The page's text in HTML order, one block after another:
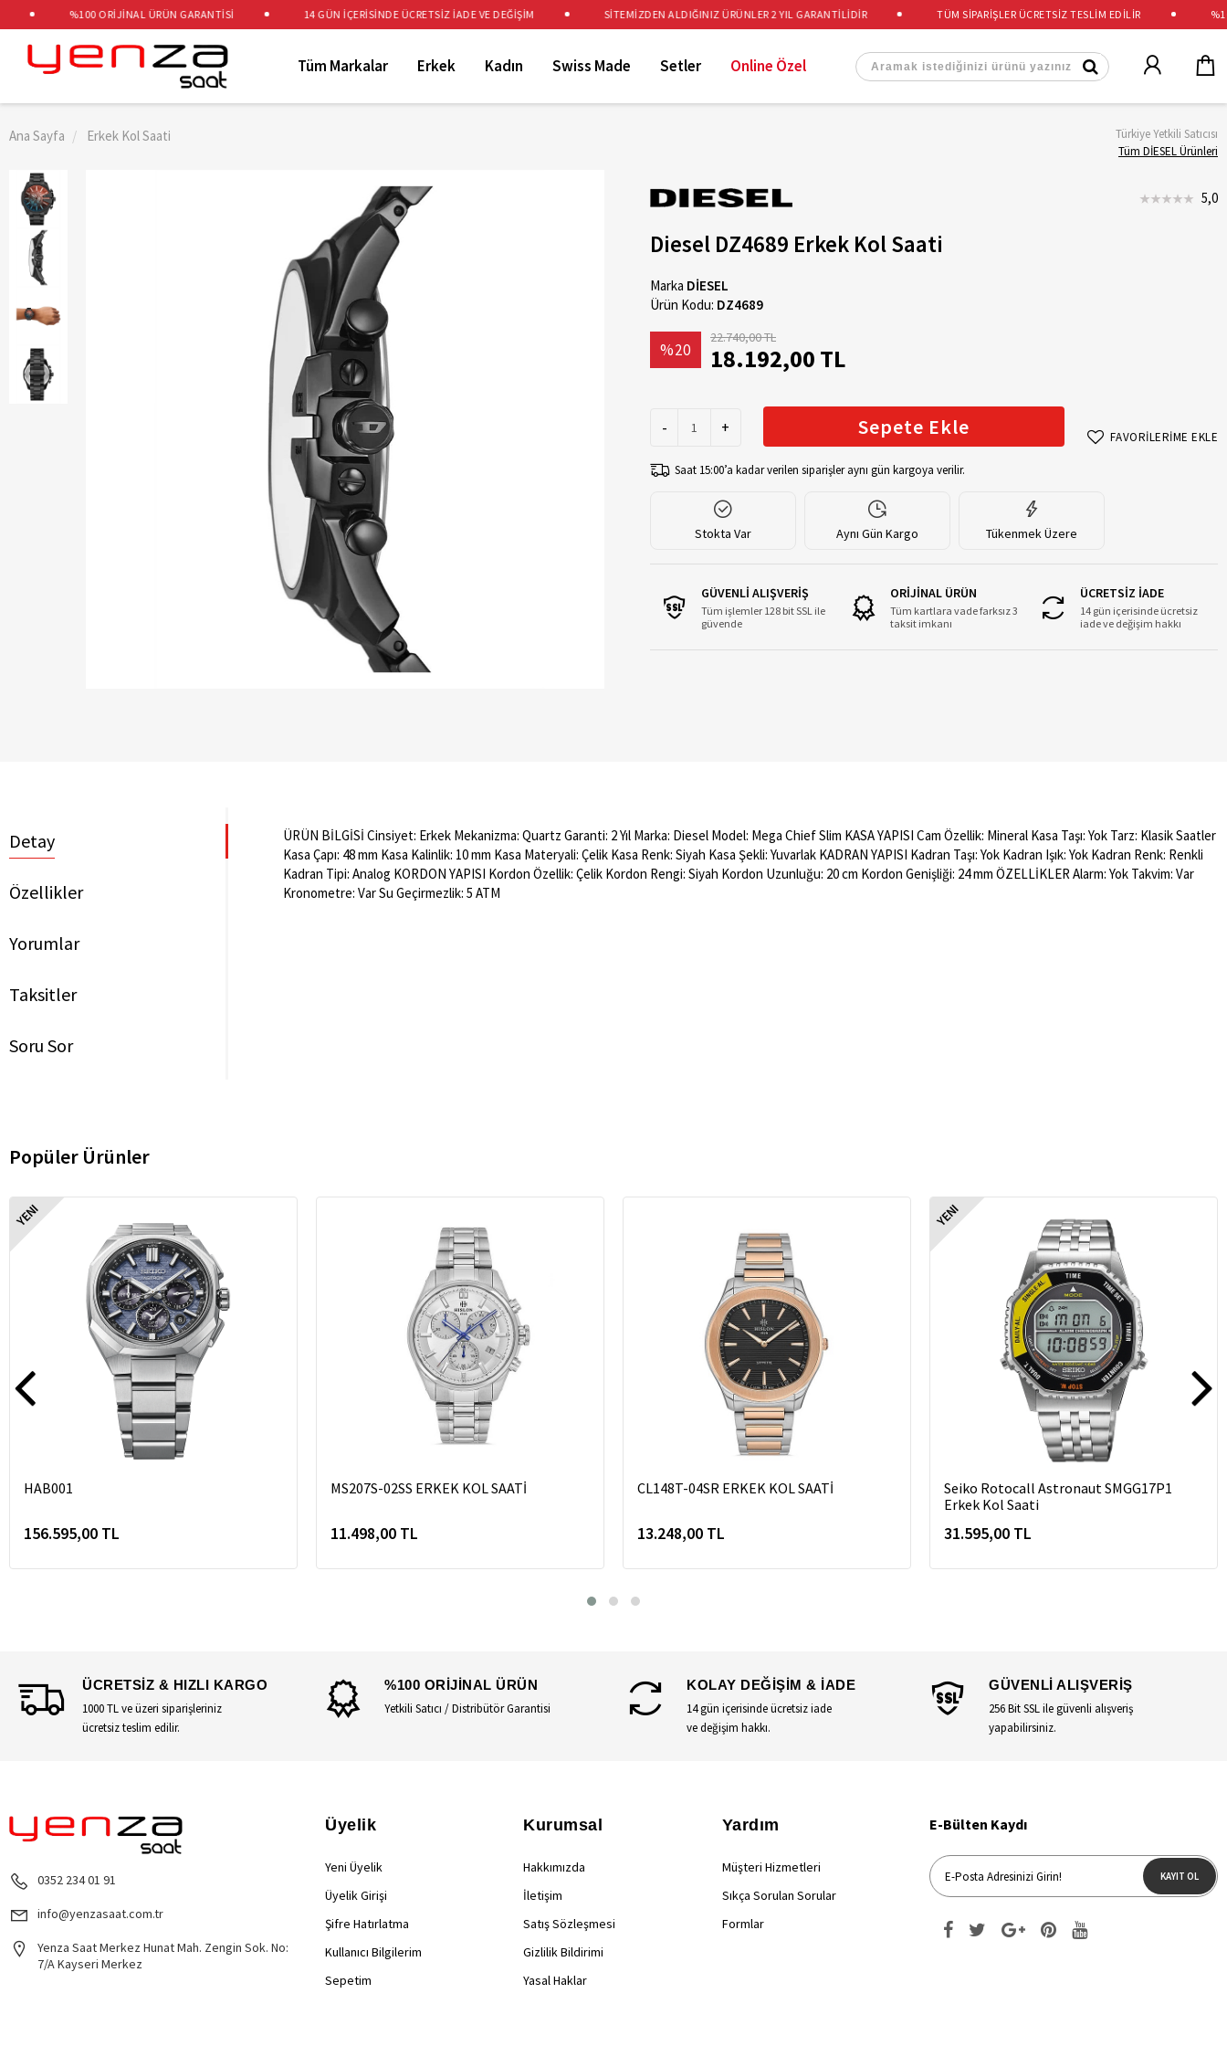
TÜM SİPARİŞLER ÜCRETSİZ TESLİM EDİLİR %100
%100 ORİJİNAL ÜRÜN GARANTİSİ 14 GÜN İÇERİSİNDE ÜCRETSİZ İADE VE DEĞİŞİM SİTEMİZDEN ALDIĞINIZ ÜRÜNLER 2 YIL GARANTİLİDİR
Tüm Markalar Erkek Kadın Swiss Made Setler Online Özel
Ana Sayfa Erkek Kol Saati
Türkiye Yetkili Satıcısı
Tüm DİESEL Ürünleri
5,0
Diesel DZ4689 Erkek Kol Saati
Marka DİESEL
Ürün Kodu: DZ4689
%20
22.740,00 TL
18.192,00 TL
- + Sepete Ekle FAVORİLERİME EKLE
Saat 15:00’a kadar verilen siparişler aynı gün kargoya verilir.
Stokta Var Aynı Gün Kargo Tükenmek Üzere
GÜVENLİ ALIŞVERİŞ
Tüm işlemler 128 bit SSL ile
güvende
ORİJİNAL ÜRÜN
Tüm kartlara vade farksız 3
taksit imkanı
ÜCRETSİZ İADE
14 gün içerisinde ücretsiz
iade ve değişim hakkı
Detay
Özellikler
Yorumlar
Taksitler
Soru Sor
ÜRÜN BİLGİSİ Cinsiyet: Erkek Mekanizma: Quartz Garanti: 2 Yıl Marka: Diesel Model: Mega Chief Slim KASA YAPISI Cam Özellik: Mineral Kasa Taşı: Yok Tarz: Klasik Saatler
Kasa Çapı: 48 mm Kasa Kalinlik: 10 mm Kasa Materyali: Çelik Kasa Renk: Siyah Kasa Şekli: Yuvarlak KADRAN YAPISI Kadran Taşı: Yok Kadran Işık: Yok Kadran Renk: Renkli
Kadran Tipi: Analog KORDON YAPISI Kordon Özellik: Çelik Kordon Rengi: Siyah Kordon Uzunluğu: 20 cm Kordon Genişliği: 24 mm ÖZELLİKLER Alarm: Yok Takvim: Var
Kronometre: Var Su Geçirmezlik: 5 ATM
Popüler Ürünler
YENI
HAB001
156.595,00 TL
MS207S-02SS ERKEK KOL SAATİ
11.498,00 TL
CL148T-04SR ERKEK KOL SAATİ
13.248,00 TL
YENI
Seiko Rotocall Astronaut SMGG17P1
Erkek Kol Saati
31.595,00 TL
ÜCRETSİZ & HIZLI KARGO
1000 TL ve üzeri siparişleriniz
ücretsiz teslim edilir.
%100 ORİJİNAL ÜRÜN
Yetkili Satıcı / Distribütör Garantisi
KOLAY DEĞİŞİM & İADE
14 gün içerisinde ücretsiz iade
ve değişim hakkı.
GÜVENLİ ALIŞVERİŞ
256 Bit SSL ile güvenli alışveriş
yapabilirsiniz.
0352 234 01 91
info@yenzasaat.com.tr
Yenza Saat Merkez Hunat Mah. Zengin Sok. No:
7/A Kayseri Merkez
Üyelik
Yeni Üyelik
Üyelik Girişi
Şifre Hatırlatma
Kullanıcı Bilgilerim
Sepetim
Kurumsal
Hakkımızda
İletişim
Satış Sözleşmesi
Gizlilik Bildirimi
Yasal Haklar
Yardım
Müşteri Hizmetleri
Sıkça Sorulan Sorular
Formlar
E-Bülten Kaydı
KAYIT OL